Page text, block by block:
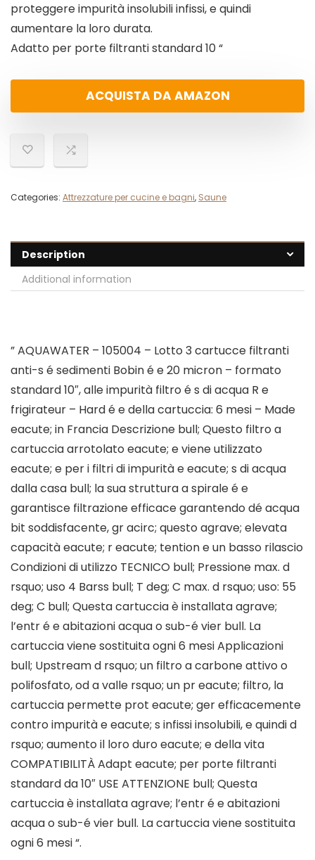
proteggere impurità insolubili infissi, e quindi
aumentare la loro durata.
Adatto per porte filtranti standard 10 “
ACQUISTA DA AMAZON
Categories: Attrezzature per cucine e bagni, Saune
Description
Additional information
” AQUAWATER – 105004 – Lotto 3 cartucce filtranti
anti-s é sedimenti Bobin é e 20 micron – formato
standard 10″, alle impurità filtro é s di acqua R e
frigirateur – Hard é e della cartuccia: 6 mesi – Made
eacute; in Francia Descrizione bull; Questo filtro a
cartuccia arrotolato eacute; e viene utilizzato
eacute; e per i filtri di impurità e eacute; s di acqua
dalla casa bull; la sua struttura a spirale é e
garantisce filtrazione efficace garantendo dé acqua
bit soddisfacente, gr acirc; questo agrave; elevata
capacità eacute; r eacute; tention e un basso rilascio
Condizioni di utilizzo TECNICO bull; Pressione max. d
rsquo; uso 4 Barss bull; T deg; C max. d rsquo; uso: 55
deg; C bull; Questa cartuccia è installata agrave;
l’entr é e abitazioni acqua o sub-é vier bull. La
cartuccia viene sostituita ogni 6 mesi Applicazioni
bull; Upstream d rsquo; un filtro a carbone attivo o
polifosfato, od a valle rsquo; un pr eacute; filtro, la
cartuccia permette prot eacute; ger efficacemente
contro impurità e eacute; s infissi insolubili, e quindi d
rsquo; aumento il loro duro eacute; e della vita
COMPATIBILITÀ Adapt eacute; per porte filtranti
standard da 10″ USE ATTENZIONE bull; Questa
cartuccia è installata agrave; l’entr é e abitazioni
acqua o sub-é vier bull. La cartuccia viene sostituita
ogni 6 mesi “.